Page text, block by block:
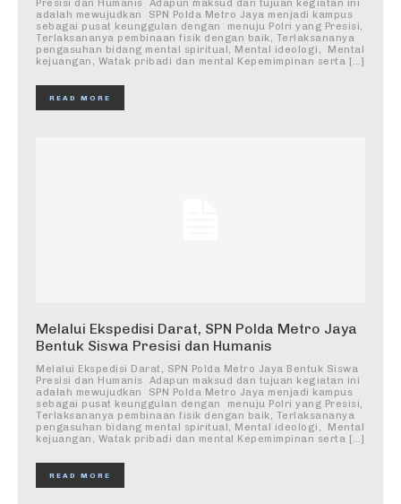
Presisi dan Humanis ‎ ‎Adapun maksud dan tujuan kegiatan ini
adalah mewujudkan SPN Polda Metro Jaya menjadi kampus
sebagai pusat keunggulan dengan menuju Polri yang Presisi,
Terlaksananya pembinaan fisik dengan baik, Terlaksananya
pengasuhan bidang mental spiritual, Mental ideologi, Mental
kejuangan, Watak pribadi dan mental Kepemimpinan serta […]
READ MORE
Melalui Ekspedisi Darat, SPN Polda Metro Jaya
Bentuk Siswa Presisi dan Humanis
Melalui Ekspedisi Darat, SPN Polda Metro Jaya Bentuk Siswa
Presisi dan Humanis ‎ ‎Adapun maksud dan tujuan kegiatan ini
adalah mewujudkan SPN Polda Metro Jaya menjadi kampus
sebagai pusat keunggulan dengan menuju Polri yang Presisi,
Terlaksananya pembinaan fisik dengan baik, Terlaksananya
pengasuhan bidang mental spiritual, Mental ideologi, Mental
kejuangan, Watak pribadi dan mental Kepemimpinan serta […]
READ MORE